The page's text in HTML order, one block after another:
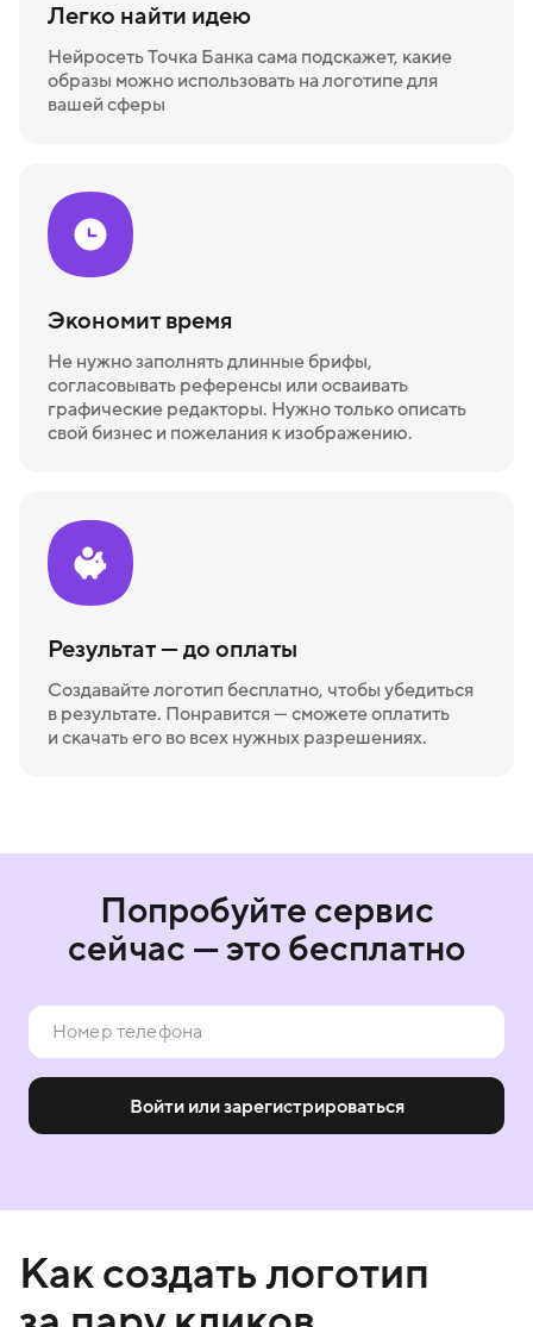
Легко найти идею
Нейросеть Точка Банка сама подскажет, какие
образы можно использовать на логотипе для
вашей сферы
Экономит время
Не нужно заполнять длинные брифы,
согласовывать референсы или осваивать
графические редакторы. Нужно только описать
свой бизнес и пожелания к изображению.
Результат — до оплаты
Создавайте логотип бесплатно, чтобы убедиться
в результате. Понравится — сможете оплатить
и скачать его во всех нужных разрешениях.
Попробуйте сервис
сейчас — это бесплатно
Войти или зарегистрироваться
Как создать логотип